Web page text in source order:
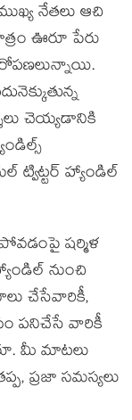
నేతలు ఆచి
ఊరూ పేరు
చెయ్యడానికి
ట్విట్టర్ హ్యాండిల్
షర్మిళ
నుంచి
చేసేవారికీ,
పనిచేసే వారికీ
మీ మాటలు
ప్రజా సమస్యలు